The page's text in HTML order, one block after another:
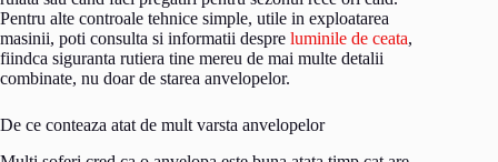
Pentru alte controale tehnice simple, utile in exploatarea
masinii, poti consulta si informatii despre luminile de ceata,
fiindca siguranta rutiera tine mereu de mai multe detalii
combinate, nu doar de starea anvelopelor.
De ce conteaza atat de mult varsta anvelopelor